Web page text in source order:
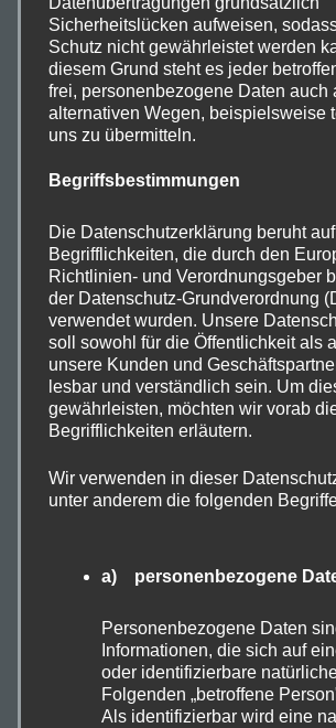
Kunstdruck Alpakas
In den Warenkorb
Sicherheitslücken aufweisen,
Schutz nicht gewährleistet werden
diesem Grund steht es jeder
frei, personenbezogene Daten auch
alternativen Wegen, beispielsweise
uns zu übermitteln.
Begriffsbestimmungen
Die Datenschutzerklärung beruht
Begrifflichkeiten, die durch den
Richtlinien- und Verordnungsgeber
der Datenschutz-Grundverordnung
verwendet wurden. Unsere
soll sowohl für die Öffentlichkeit als
unsere Kunden und
lesbar und verständlich sein. Um
gewährleisten, möchten wir vorab
Begrifflichkeiten erläutern.
Wir verwenden in dieser
unter anderem die folgenden
a) personenbezogene
Personenbezogene Daten
Informationen, die sich auf
oder identifizierbare
Folgenden „betroffene
Als identifizierbar wird eine